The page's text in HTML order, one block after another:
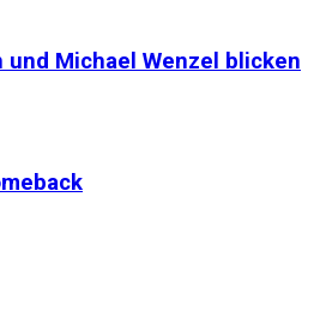
und Michael Wenzel blicken